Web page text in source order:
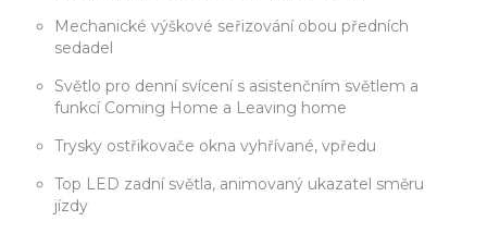
Mechanické výškové seřizování obou předních
sedadel
Světlo pro denní svícení s asistenčním světlem a
funkcí Coming Home a Leaving home
Trysky ostřikovače okna vyhřívané, vpředu
Top LED zadní světla, animovaný ukazatel směru
jízdy